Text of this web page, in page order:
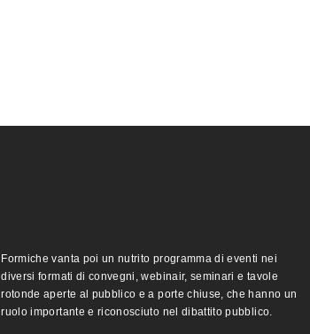
Formiche vanta poi un nutrito programma di eventi nei
diversi formati di convegni, webinair, seminari e tavole
rotonde aperte al pubblico e a porte chiuse, che hanno un
ruolo importante e riconosciuto nel dibattito pubblico.